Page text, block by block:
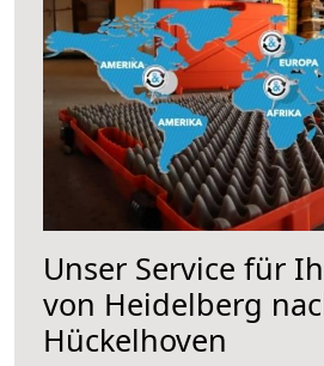
Unser Service für
von Heidelberg
Hückelhoven